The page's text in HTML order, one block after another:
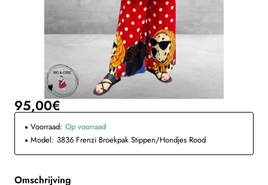
95,00€
Voorraad: Op voorraad
Model: 3836 Frenzi Broekpak Stippen/Hondjes Rood
Omschrijving